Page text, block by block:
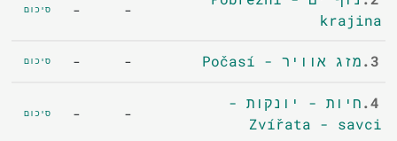
krajina
-
- סיכום
3. מזג אוויר - Počasí -
- סיכום
4. חיות - יונקות -
Zvířata - savci
-
- סיכום